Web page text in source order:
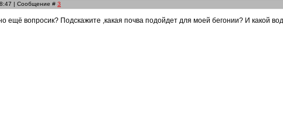
| Сообщение # 3
ещё вопросик? Подскажите ,какая почва подойдет для моей бегонии? И какой